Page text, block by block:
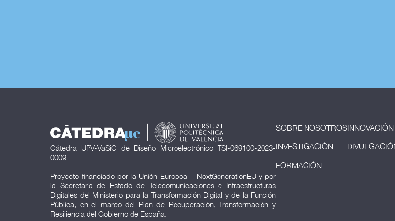
Cátedra UPV-VaSiC de Diseño Microelectrónico TSI-069100-2023-
0009
Proyecto financiado por la Unión Europea – NextGenerationEU y por
la Secretaría de Estado de Telecomunicaciones e Infraestructuras
Digitales del Ministerio para la Transformación Digital y de la Función
Pública, en el marco del Plan de Recuperación, Transformación y
Resiliencia del Gobierno de España.
SOBRE NOSOTROS
INVESTIGACIÓN
FORMACIÓN
INNOVACIÓN